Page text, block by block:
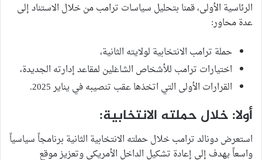
الرئاسية الأولى، قمنا بتحليل سياسات ترامب من خلال الاستناد إلى
عدة محاور:
حملة ترامب الانتخابية لولايته الثانية،
اختيارات ترامب للأشخاص الشاغلين لمقاعد إدارته الجديدة،
القرارات الأولى التي اتخذها عقب تنصيبه في يناير 2025.
أولا: خلال حملته الانتخابية:
استعرض دونالد ترامب خلال حملته الانتخابية الثانية برنامجاً سياسياً
واسعاً يهدف إلى إعادة تشكيل الداخل الأمريكي وتعزيز موقع